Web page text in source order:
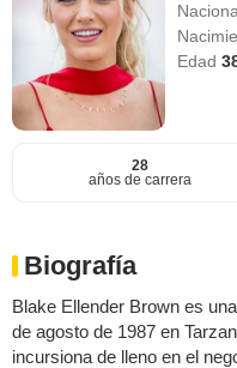
Edad
28
años de carrera
Biografía
Blake Ellender Brown es
de agosto de 1987 en
incursiona de lleno en el